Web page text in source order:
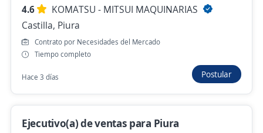
Se precisa Urgente
Supervisor Zonal de Tiendas Retail / Piura y
Tumbes
4,3
Hace 5 horas
4.6
KOMATSU - MITSUI MAQUINARIAS
Castilla, Piura
Contrato por Necesidades del Mercado
Tiempo completo
Hace 3 días Postular
Ejecutivo(a) de ventas para Piura